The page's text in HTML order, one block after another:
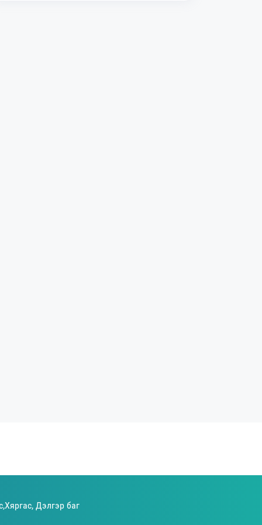
Дэлгэр баг